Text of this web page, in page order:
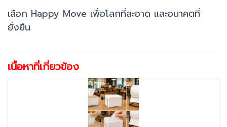
เลือก Happy Move เพื่อโลกที่สะอาด และอนาคตที่
ยั่งยืน
เนื้อหาที่เกี่ยวข้อง